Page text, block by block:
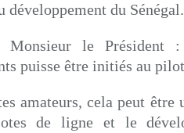
développement du Sénégal.
Monsieur le Président
puisse être initiés au
amateurs, cela peut être
de ligne et le